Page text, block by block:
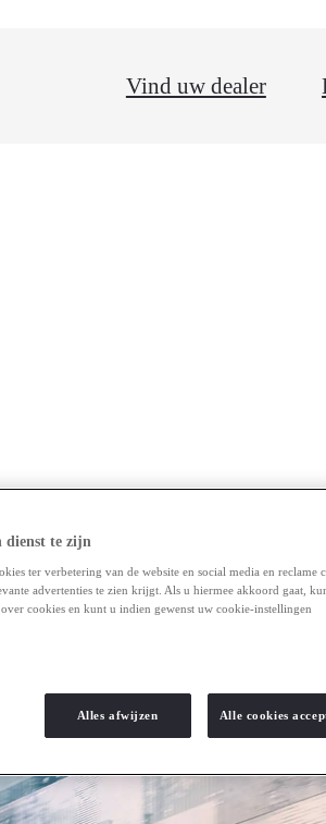
Vind uw dealer
dienst te zijn
ter verbetering van de website en social media en reclame
advertenties te zien krijgt. Als u hiermee akkoord gaat,
over cookies en kunt u indien gewenst uw cookie-instellingen
Alles afwijzen Alle cookies